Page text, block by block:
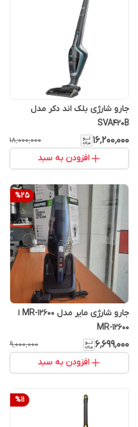
جارو شارژی بلک اند دکر مدل
SVA420B
۱۶٬۲۰۰٬۰۰۰ ۱۸٬۰۰۰٬۰۰۰
افزودن به سبد
%25
جارو شارژی مایر مدل MR-12600 ا
MR-12600
۶٬۶۹۹٬۰۰۰ ۹٬۰۰۰٬۰۰۰
افزودن به سبد
%11